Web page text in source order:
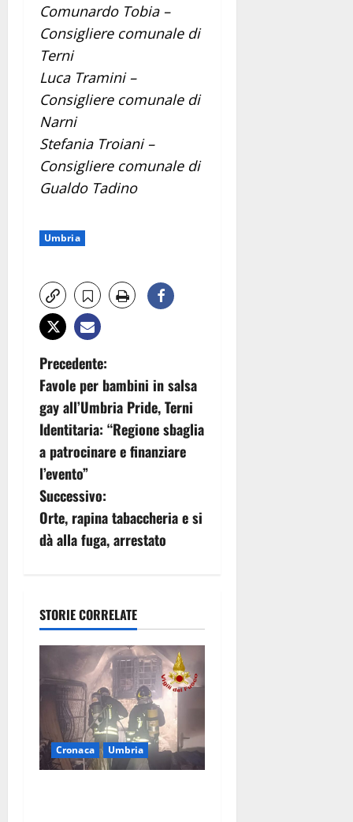
Comunardo Tobia –
Consigliere comunale di
Terni
Luca Tramini –
Consigliere comunale di
Narni
Stefania Troiani –
Consigliere comunale di
Gualdo Tadino
Umbria
N
a
v
i
g
a
i
o
e
a
r
Precedente:
Favole per bambini in salsa
gay all’Umbria Pride, Terni
Identitaria: “Regione sbaglia
a patrocinare e finanziare
l’evento”
Successivo:
Orte, rapina tabaccheria e si
dà alla fuga, arrestato
STORIE CORRELATE
Cronaca Umbria